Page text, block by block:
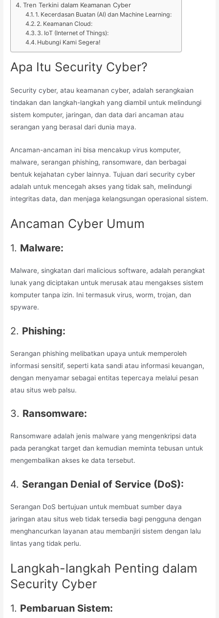
Tren Terkini dalam Keamanan Cyber
1. Kecerdasan Buatan (AI) dan Machine Learning:
2. Keamanan Cloud:
3. IoT (Internet of Things):
Hubungi Kami Segera!
Apa Itu Security Cyber?
Security cyber, atau keamanan cyber, adalah serangkaian
tindakan dan langkah-langkah yang diambil untuk melindungi
sistem komputer, jaringan, dan data dari ancaman atau
serangan yang berasal dari dunia maya.
Ancaman-ancaman ini bisa mencakup virus komputer,
malware, serangan phishing, ransomware, dan berbagai
bentuk kejahatan cyber lainnya. Tujuan dari security cyber
adalah untuk mencegah akses yang tidak sah, melindungi
integritas data, dan menjaga kelangsungan operasional sistem.
Ancaman Cyber Umum
1. Malware:
Malware, singkatan dari malicious software, adalah perangkat
lunak yang diciptakan untuk merusak atau mengakses sistem
komputer tanpa izin. Ini termasuk virus, worm, trojan, dan
spyware.
2. Phishing:
Serangan phishing melibatkan upaya untuk memperoleh
informasi sensitif, seperti kata sandi atau informasi keuangan,
dengan menyamar sebagai entitas tepercaya melalui pesan
atau situs web palsu.
3. Ransomware:
Ransomware adalah jenis malware yang mengenkripsi data
pada perangkat target dan kemudian meminta tebusan untuk
mengembalikan akses ke data tersebut.
4. Serangan Denial of Service (DoS):
Serangan DoS bertujuan untuk membuat sumber daya
jaringan atau situs web tidak tersedia bagi pengguna dengan
menghancurkan layanan atau membanjiri sistem dengan lalu
lintas yang tidak perlu.
Langkah-langkah Penting dalam
Security Cyber
1. Pembaruan Sistem: